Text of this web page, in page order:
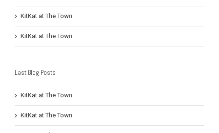
KitKat at The Town
KitKat at The Town
Last Blog Posts
KitKat at The Town
KitKat at The Town